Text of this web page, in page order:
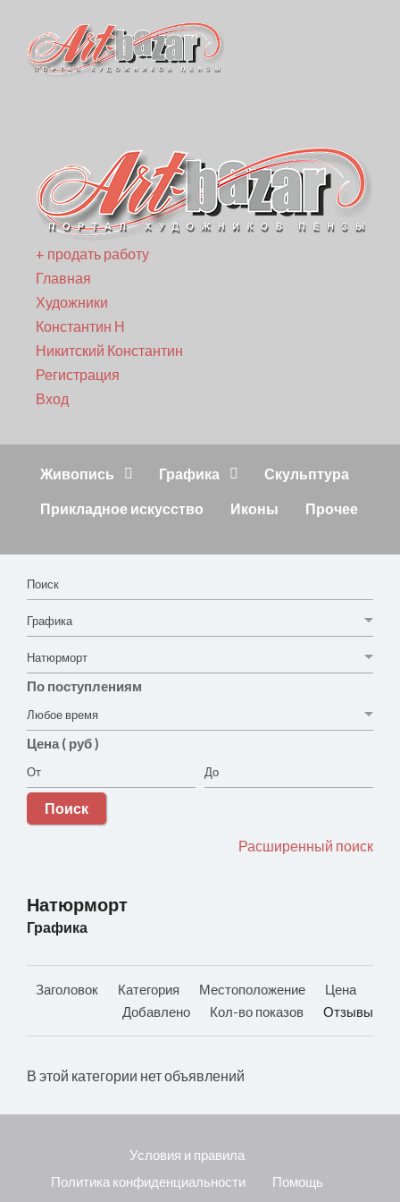
+ продать работу
Главная
Художники
Константин Н
Никитский Константин
Регистрация
Вход
Живопись Графика Скульптура
Прикладное искусство Иконы Прочее
По поступлениям
Цена ( руб )
Поиск
Расширенный поиск
Натюрморт
Графика
Заголовок Категория Местоположение
Цена
Добавлено
Кол-во показов Отзывы
В этой категории нет объявлений
Условия и правила
Политика конфиденциальности
Помощь